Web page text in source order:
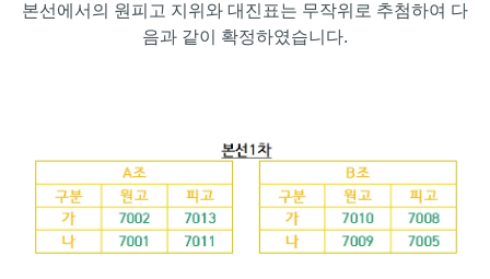
본선에서의 원피고 지위와 대진표는 무작위로 추첨하여 다
음과 같이 확정하였습니다.